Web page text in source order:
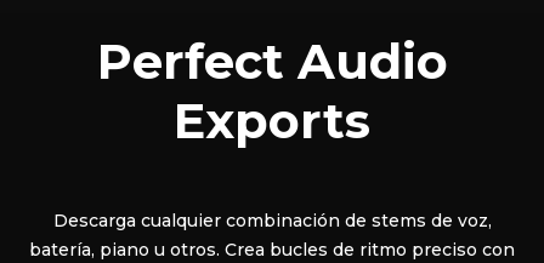
Perfect Audio
Exports
Descarga cualquier combinación de stems de voz,
batería, piano u otros. Crea bucles de ritmo preciso con